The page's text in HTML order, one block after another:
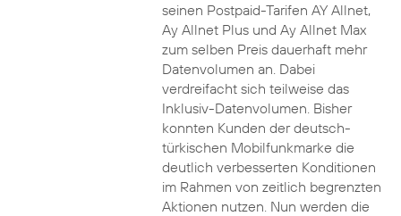
seinen Postpaid-Tarifen AY Allnet,
Ay Allnet Plus und Ay Allnet Max
zum selben Preis dauerhaft mehr
Datenvolumen an. Dabei
verdreifacht sich teilweise das
Inklusiv-Datenvolumen. Bisher
konnten Kunden der deutsch-
türkischen Mobilfunkmarke die
deutlich verbesserten Konditionen
im Rahmen von zeitlich begrenzten
Aktionen nutzen. Nun werden die